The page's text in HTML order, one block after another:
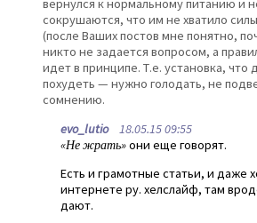
вернулся к нормальному питанию и
сокрушаются, что им не хватило
(после Ваших постов мне понятно,
никто не задается вопросом, а
идет в принципе. Т.е. установка, что
похудеть — нужно голодать, не
сомнению.
evo_lutio18.05.15 09:55
«Не жрать»они еще говорят.
Есть и грамотные статьи, и даже
интернете ру. хелслайф, там
дают.